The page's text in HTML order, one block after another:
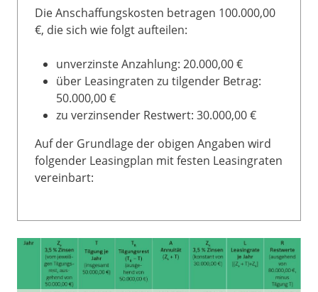
Die Anschaffungskosten betragen 100.000,00
€, die sich wie folgt aufteilen:
unverzinste Anzahlung: 20.000,00 €
über Leasingraten zu tilgender Betrag:
50.000,00 €
zu verzinsender Restwert: 30.000,00 €
Auf der Grundlage der obigen Angaben wird
folgender Leasingplan mit festen Leasingraten
vereinbart: